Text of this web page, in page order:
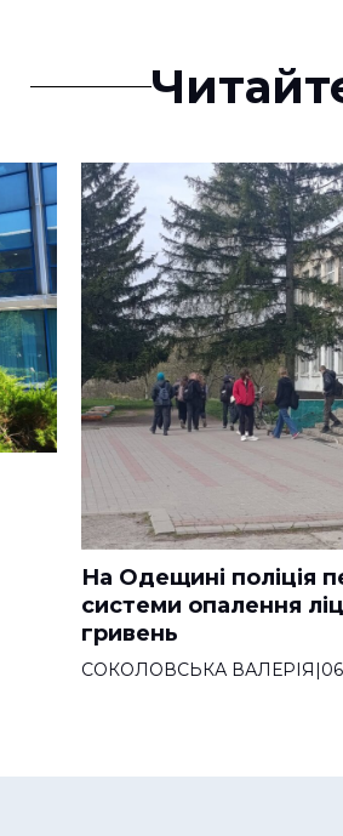
На Одещині поліція
системи опалення
гривень
СОКОЛОВСЬКА ВАЛЕРІЯ|